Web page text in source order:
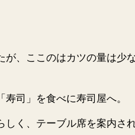
が、ここのはカツの量は少
司」を食べに寿司屋へ。
く、テーブル席を案内さ